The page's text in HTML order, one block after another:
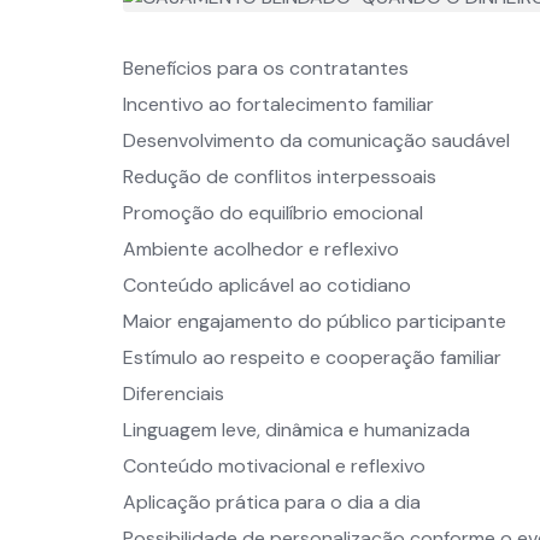
Benefícios para os contratantes
Incentivo ao fortalecimento familiar
Desenvolvimento da comunicação saudável
Redução de conflitos interpessoais
Promoção do equilíbrio emocional
Ambiente acolhedor e reflexivo
Conteúdo aplicável ao cotidiano
Maior engajamento do público participante
Estímulo ao respeito e cooperação familiar
Diferenciais
Linguagem leve, dinâmica e humanizada
Conteúdo motivacional e reflexivo
Aplicação prática para o dia a dia